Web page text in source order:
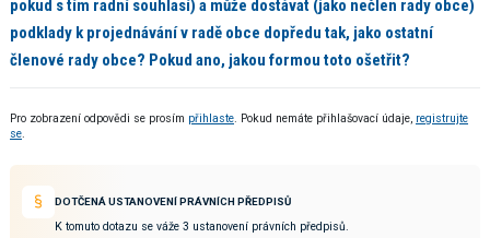
pokud s tím radní souhlasí) a může dostávat (jako nečlen rady obce)
podklady k projednávání v radě obce dopředu tak, jako ostatní
členové rady obce? Pokud ano, jakou formou toto ošetřit?
Pro zobrazení odpovědi se prosím přihlaste. Pokud nemáte přihlašovací údaje, registrujte
se.
DOTČENÁ USTANOVENÍ PRÁVNÍCH PŘEDPISŮ
K tomuto dotazu se váže 3 ustanovení právních předpisů.